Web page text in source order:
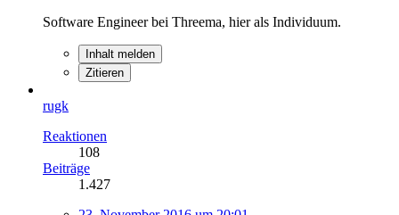
Software Engineer bei Threema, hier als Individuum.
Inhalt melden
Zitieren
rugk
Reaktionen
108
Beiträge
1.427